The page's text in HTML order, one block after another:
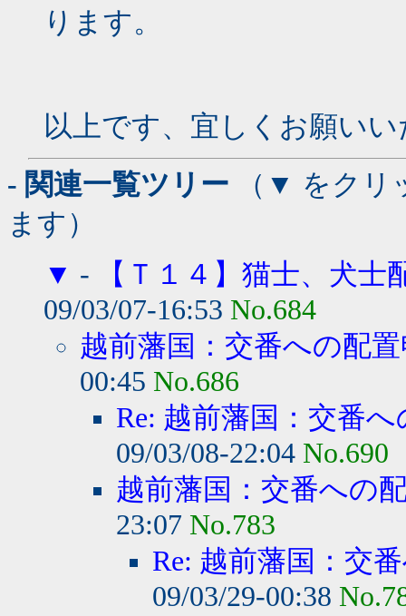
ります。
以上です、宜しくお願い
- 関連一覧ツリー （▼ をクリ
ます）
▼ -
【Ｔ１４】猫士、犬士
09/03/07-16:53 No.684
越前藩国：交番への配
00:45 No.686
Re: 越前藩国：交番
09/03/08-22:04 No.690
越前藩国：交番への
23:07 No.783
Re: 越前藩国：交
09/03/29-00:38